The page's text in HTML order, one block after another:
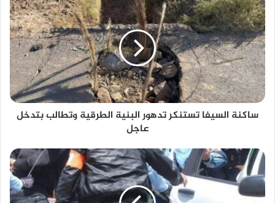
ساكنة السيفا تستنكر تدهور البنية الطرقية وتطالب بتدخل
عاجل